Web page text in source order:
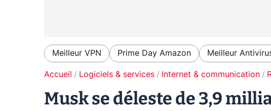
Meilleur VPN Prime Day Amazon Meilleur
Accueil Logiciels & services Internet & communication
Musk se déleste de 3,9